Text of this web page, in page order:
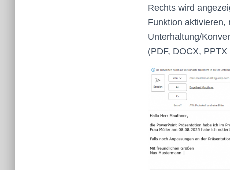
Rechts wird
Funktion aktivieren,
Unterhaltung/
(PDF, DOCX,